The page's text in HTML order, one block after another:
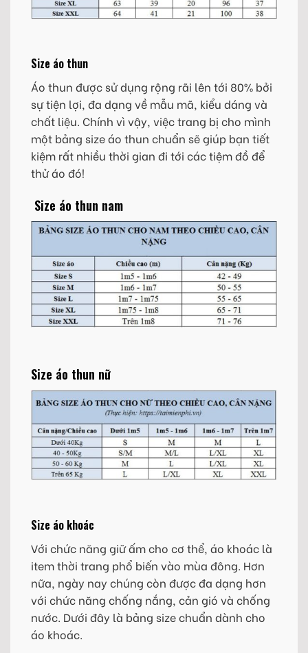
Size áo thun
Áo thun được sử dụng rộng rãi lên tới 80% bởi
sự tiện lợi, đa dạng về mẫu mã, kiểu dáng và
chất liệu. Chính vì vậy, việc trang bị cho mình
một bảng size áo thun chuẩn sẽ giúp bạn tiết
kiệm rất nhiều thời gian đi tới các tiệm đồ để
thử áo đó!
Size áo thun nam
Size áo thun nữ
Size áo khoác
Với chức năng giữ ấm cho cơ thể, áo khoác là
item thời trang phổ biến vào mùa đông. Hơn
nữa, ngày nay chúng còn được đa dạng hơn
với chức năng chống nắng, cản gió và chống
nước. Dưới đây là bảng size chuẩn dành cho
áo khoác.